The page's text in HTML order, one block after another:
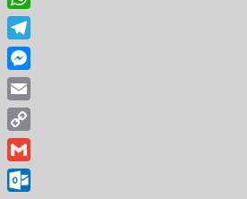
UGT
WhatsApp
Telegram
Messenger
Email
Copy
Link
Gmail